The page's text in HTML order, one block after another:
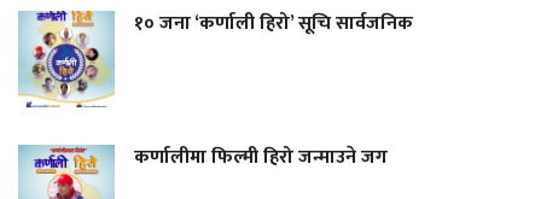
१० जना ‘कर्णाली हिरो’ सूचि सार्वजनिक
कर्णालीमा फिल्मी हिरो जन्माउने जग